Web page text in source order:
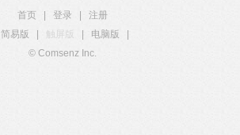
首页 登录
注册
简易版
触屏版 电脑版
© Comsenz Inc.